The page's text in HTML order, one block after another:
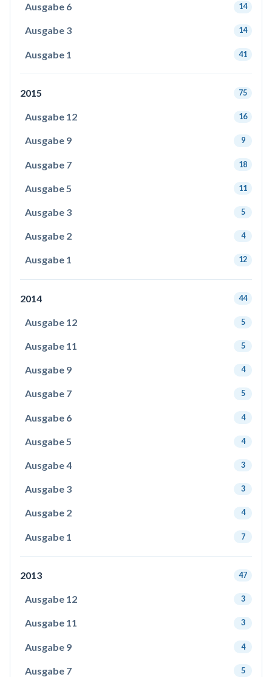
Ausgabe 6 14
Ausgabe 3 14
Ausgabe 1 41
2015 75
Ausgabe 12 16
Ausgabe 9 9
Ausgabe 7 18
Ausgabe 5 11
Ausgabe 3 5
Ausgabe 2 4
Ausgabe 1 12
2014 44
Ausgabe 12 5
Ausgabe 11 5
Ausgabe 9 4
Ausgabe 7 5
Ausgabe 6 4
Ausgabe 5 4
Ausgabe 4 3
Ausgabe 3 3
Ausgabe 2 4
Ausgabe 1 7
2013 47
Ausgabe 12 3
Ausgabe 11 3
Ausgabe 9 4
Ausgabe 7 5